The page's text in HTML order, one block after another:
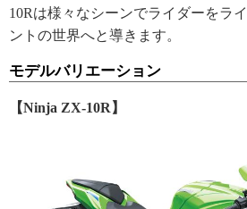
10Rは様々なシーンでライダーをラ
ントの世界へと導きます。
モデルバリエーション
【Ninja ZX-10R】